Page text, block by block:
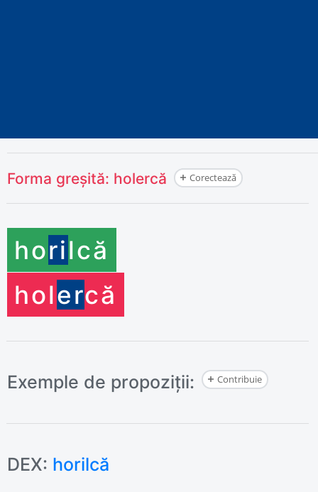
Forma greșită: holercă Corectează
horilcă
holercă
Exemple de propoziții: Contribuie
DEX: horilcă